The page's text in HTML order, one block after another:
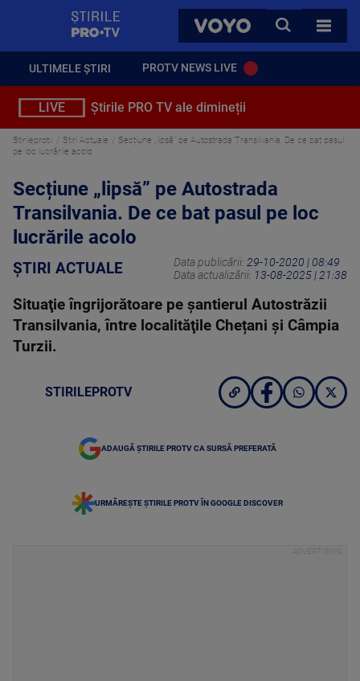
VOYO
CAUTA
TOATE
ULTIMELE ȘTIRI PROTV NEWS LIVE
LIVE Știrile PRO TV ale dimineții
Stirileprotv Știri Actuale
Secțiune „lipsă” pe Autostrada Transilvania. De ce bat pasul
pe loc lucrările acolo
Secțiune „lipsă” pe Autostrada
Transilvania. De ce bat pasul pe loc
lucrările acolo
ȘTIRI ACTUALE Data publicării: 29-10-2020 | 08:49
Data actualizării: 13-08-2025 | 21:38
Situaţie îngrijorătoare pe şantierul Autostrăzii
Transilvania, între localităţile Chețani şi Câmpia
Turzii.
STIRILEPROTV
ADAUGĂ ȘTIRILE PROTV CA SURSĂ PREFERATĂ
URMĂREȘTE ȘTIRILE PROTV ÎN GOOGLE DISCOVER